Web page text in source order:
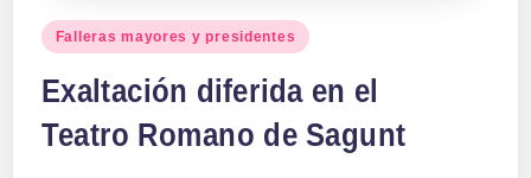
Publicado
Falleras mayores y presidentes
Exaltación diferida en el
Teatro Romano de Sagunt